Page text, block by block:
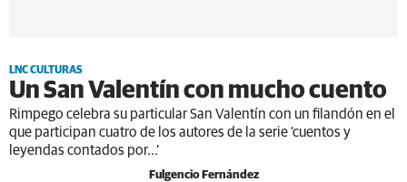
LNC CULTURAS
Un San Valentín con mucho cuento
Rimpego celebra su particular San Valentín con un filandón en el
que participan cuatro de los autores de la serie ‘cuentos y
leyendas contados por...’
Fulgencio Fernández